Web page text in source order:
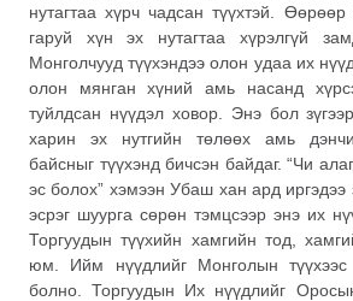
нутагтаа хүрч чадсан түүхтэй.
гаруй хүн эх нутагтаа хүрэлгүй
Монголчууд түүхэндээ олон удаа их
олон мянган хүний амь насанд
туйлдсан нүүдэл ховор. Энэ бол
харин эх нутгийн төлөөх амь
байсныг түүхэнд бичсэн байдаг. “Чи
эс болох” хэмээн Убаш хан ард
эсрэг шуурга сөрөн тэмцсээр энэ их
Торгуудын түүхийн хамгийн тод,
юм. Ийм нүүдлийг Монголын
болно. Торгуудын Их нүүдлийг